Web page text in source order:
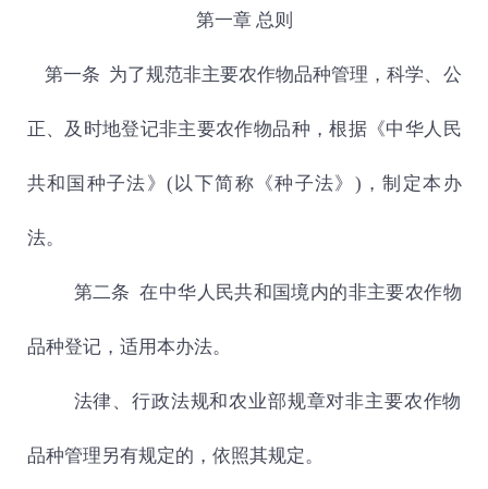
第一章 总则
第一条 为了规范非主要农作物品种管理 ，科学、公
正、及时地登记非主要农作物品种，根据《中华人民
共和国种子法》(以下简称《种子法》 ) ，制定本办
法。
第二条 在中华人民共和国境内的非主要农作物
品种登记，适用本办法。
法律、行政法规和农业部规章对非主要农作物
品种管理另有规定的，依照其规定。